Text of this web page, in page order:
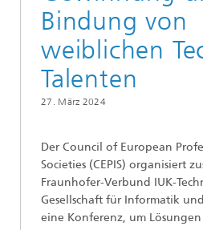
Bindung von
weiblichen
Talenten
27. März 2024
Der Council of European
Societies (CEPIS) organisiert
Fraunhofer-Verbund IUK-
Gesellschaft für Informatik
eine Konferenz, um